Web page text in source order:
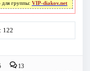
для группы: VIP-diakov.net
122
13